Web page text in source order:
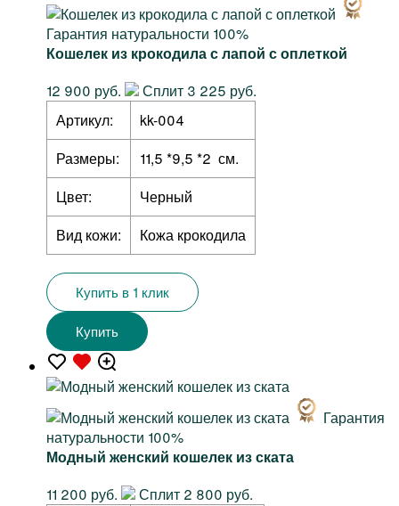
Гарантия натуральности 100%
Кошелек из крокодила с лапой с оплеткой
12 900 руб.
Сплит 3 225 руб.
Артикул:
kk-004
Размеры:
11,5 *9,5 *2 см.
Цвет:
Черный
Вид кожи:
Кожа крокодила
Купить в 1 клик
Купить
Гарантия
натуральности 100%
Модный женский кошелек из ската
11 200 руб.
Сплит 2 800 руб.